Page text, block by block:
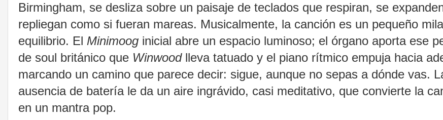
Birmingham, se desliza sobre un paisaje de teclados que respiran, se
repliegan como si fueran mareas. Musicalmente, la canción es un pequeño
equilibrio. El Minimoog inicial abre un espacio luminoso; el órgano aporta ese
de soul británico que Winwoodlleva tatuado y el piano rítmico empuja hacia
marcando un camino que parece decir: sigue, aunque no sepas a dónde vas.
ausencia de batería le da un aire ingrávido, casi meditativo, que convierte la
en un mantra pop.